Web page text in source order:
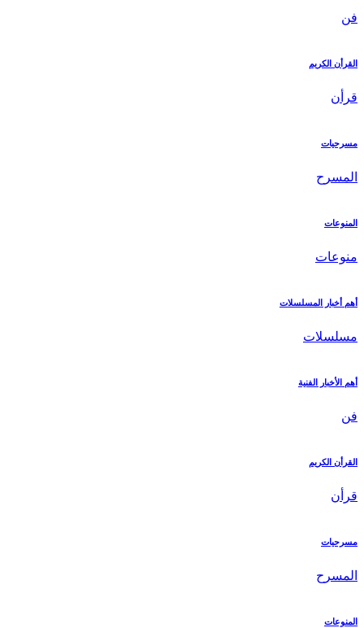
فن
القرأن الكريم
قرأن
مسرحيات
المسرح
المنوعات
منوعات
أهم أخبار المسلسلات
مسلسلات
أهم الأخبار الفنية
فن
القرأن الكريم
قرأن
مسرحيات
المسرح
المنوعات